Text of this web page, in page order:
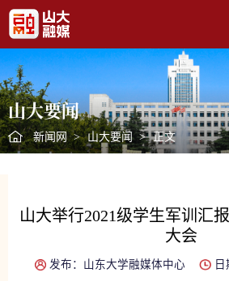
山大要闻
新闻网 > 山大要闻 > 正文
山大举行2021级学生军训汇
大会
发布：山东大学融媒体中心